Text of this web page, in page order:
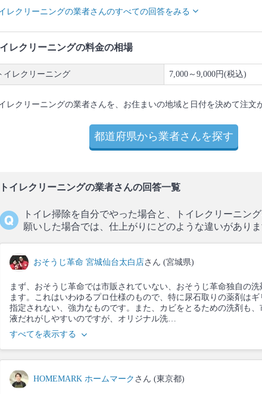
レクリーニングの業者さんのすべての回答をみる
イレクリーニングの料金の相場
イレクリーニング 7,000～9,000円(税込)
レクリーニングの業者さんを、お住まいの地域と日付を決めて注文
都道府県から業者さんを探す
トイレクリーニングの業者さんの回答一覧
トイレ掃除を自分でやった場合と、トイレクリーニン
願いした場合では、仕上がりにどのような違いがありま
おそうじ革命 宮城仙台太白店さん (宮城県)
まず、おそうじ革命では市販されていない、おそうじ革命独自の
ます。これはいわゆるプロ仕様のもので、特に尿石取りの薬剤は
指定されない、強力なものです。また、カビをとるための洗剤も、
液だれがしやすいのですが、オリジナル洗…
すべてを表示する
HOMEMARK ホームマーク さん (東京都)